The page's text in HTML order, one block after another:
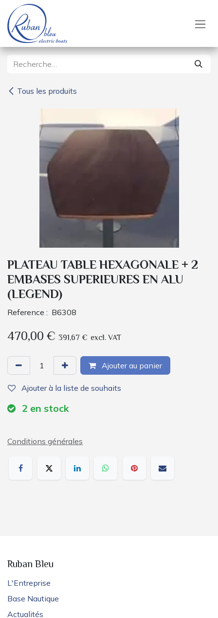
Se rendre au contenu
Tous les produits
PLATEAU TABLE HEXAGONALE + 2
EMBASES SUPERIEURES EN ALU
(LEGEND)
Reference : B6308
470,00€ 391,67 € excl. VAT
Ajouter au panier
Ajouter à la liste de souhaits
2 en stock
Conditions générales
Ruban Bleu
L'Entreprise
Base Nautique
Actualités